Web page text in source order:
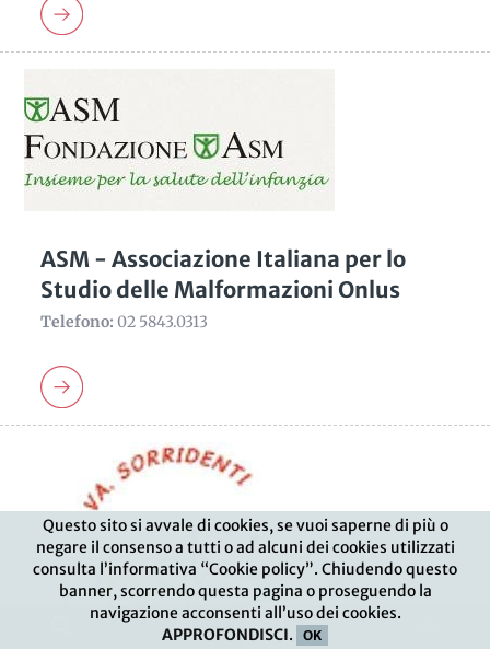
Questo sito si avvale di cookies, se vuoi saperne di più o
negare il consenso a tutti o ad alcuni dei cookies utilizzati
consulta l’informativa “Cookie policy”. Chiudendo questo
banner, scorrendo questa pagina o proseguendo la
navigazione acconsenti all’uso dei cookies.
APPROFONDISCI.
ASM - Associazione Italiana per lo
Studio delle Malformazioni Onlus
Telefono: 02 5843.0313